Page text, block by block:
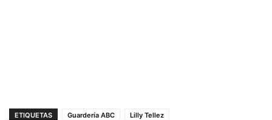
ETIQUETAS Guardería ABC
Lilly Tellez